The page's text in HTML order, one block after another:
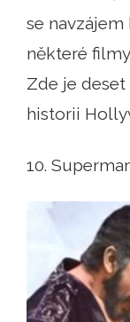
se
některé
Zde je
historii
10.